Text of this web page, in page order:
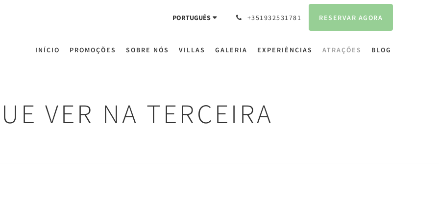
PORTUGUÊS +351932531781 RESERVAR AGORA
INÍCIO PROMOÇÕES SOBRE NÓS VILLAS GALERIA EXPERIÊNCIAS ATRAÇÕES BLOG
VER NA TERCEIRA